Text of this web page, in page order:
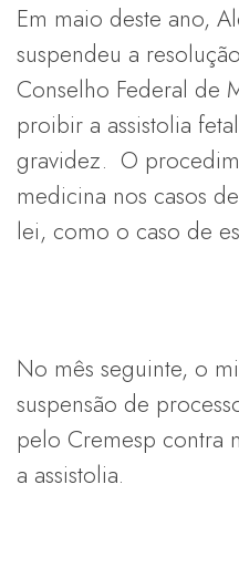
Em maio deste ano,
suspendeu a
Conselho Federal de
proibir a assistolia
gravidez. O
medicina nos casos
lei, como o caso de
No mês seguinte, o
suspensão de
pelo Cremesp contra
a assistolia.